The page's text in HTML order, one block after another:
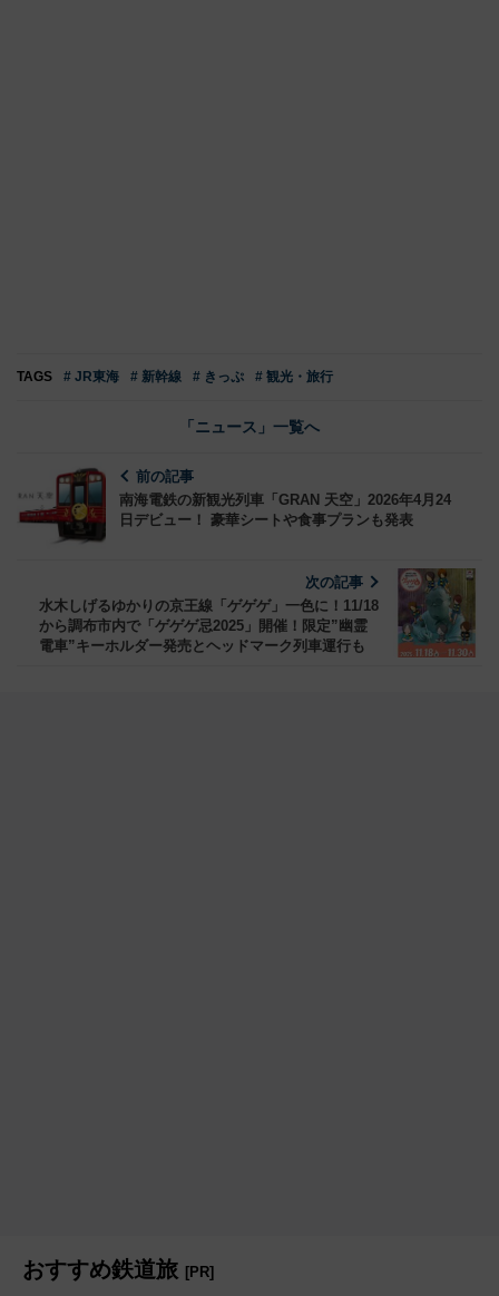
TAGS # JR東海 # 新幹線 # きっぷ # 観光・旅行
「ニュース」一覧へ
前の記事
南海電鉄の新観光列車「GRAN 天空」2026年4月24
日デビュー！ 豪華シートや食事プランも発表
次の記事
水木しげるゆかりの京王線「ゲゲゲ」一色に！11/18
から調布市内で「ゲゲゲ忌2025」開催！限定”幽霊
電車”キーホルダー発売とヘッドマーク列車運行も
おすすめ鉄道旅 [PR]